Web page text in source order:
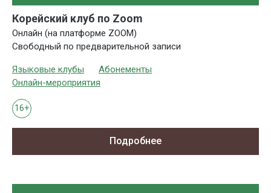
Корейский клуб по Zoom
Онлайн (на платформе ZOOM)
Свободный по предварительной записи
Языковые клубы
Абонементы
Онлайн-мероприятия
16+
Подробнее